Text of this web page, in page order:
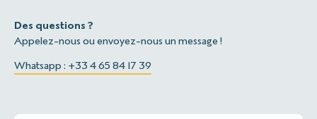
Des questions ?
Appelez-nous ou envoyez-nous un message !
Whatsapp : +33 4 65 84 17 39